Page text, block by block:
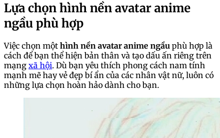
Lựa chọn hình nền avatar anime
ngầu phù hợp
Việc chọn một hình nền avatar anime ngầu phù hợp là
cách để bạn thể hiện bản thân và tạo dấu ấn riêng trên
mạng xã hội. Dù bạn yêu thích phong cách nam tính
mạnh mẽ hay vẻ đẹp bí ẩn của các nhân vật nữ, luôn có
những lựa chọn hoàn hảo dành cho bạn.